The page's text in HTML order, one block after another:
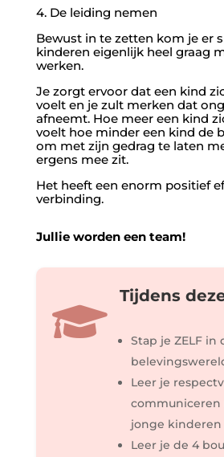
4. De leiding nemen
Bewust in te zetten kom je er
kinderen eigenlijk heel graag
werken.
Je zorgt ervoor dat een kind
voelt en je zult merken dat
afneemt. Hoe meer een kind
voelt hoe minder een kind de
om met zijn gedrag te laten
ergens mee zit.
Het heeft een enorm positief
verbinding.
Jullie worden een team!

Tijdens
Stap je ZELF in
Leer je
communiceren
jonge kinderen
Leer je de 4